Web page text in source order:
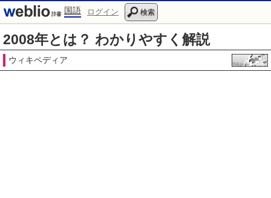
国語 ログイン 検索
2008年とは？ わかりやすく解説
ウィキペディア